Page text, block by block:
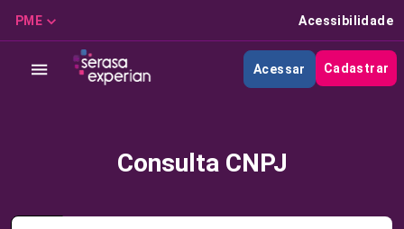
PME Acessibilidade
Acessar Cadastrar
Consulta CNPJ